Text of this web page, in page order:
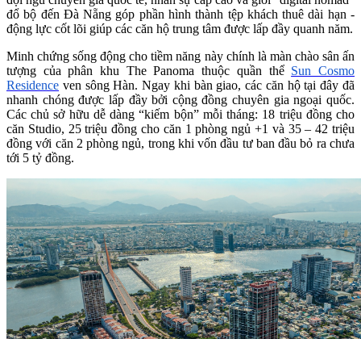
đổ bộ đến Đà Nẵng góp phần hình thành tệp khách thuê dài hạn -
động lực cốt lõi giúp các căn hộ trung tâm được lấp đầy quanh năm.
Minh chứng sống động cho tiềm năng này chính là màn chào sân ấn
tượng của phân khu The Panoma thuộc quần thể Sun Cosmo
Residence ven sông Hàn. Ngay khi bàn giao, các căn hộ tại đây đã
nhanh chóng được lấp đầy bởi cộng đồng chuyên gia ngoại quốc.
Các chủ sở hữu dễ dàng “kiếm bộn” mỗi tháng: 18 triệu đồng cho
căn Studio, 25 triệu đồng cho căn 1 phòng ngủ +1 và 35 – 42 triệu
đồng với căn 2 phòng ngủ, trong khi vốn đầu tư ban đầu bỏ ra chưa
tới 5 tỷ đồng.